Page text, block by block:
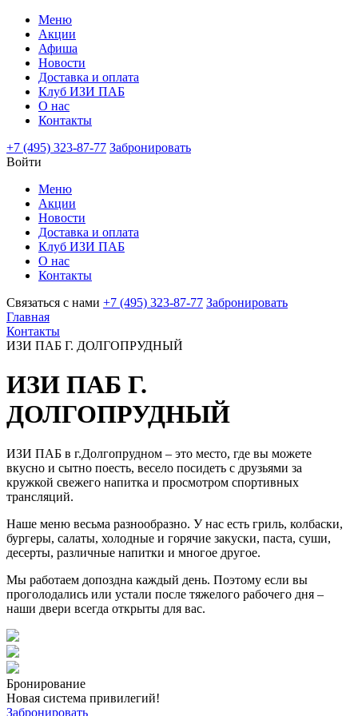
Меню
Акции
Афиша
Новости
Доставка и оплата
Клуб ИЗИ ПАБ
О нас
Контакты
+7 (495) 323-87-77 Забронировать
Войти
Меню
Акции
Новости
Доставка и оплата
Клуб ИЗИ ПАБ
О нас
Контакты
Связаться с нами +7 (495) 323-87-77 Забронировать
Главная
Контакты
ИЗИ ПАБ Г. ДОЛГОПРУДНЫЙ
ИЗИ ПАБ Г.
ДОЛГОПРУДНЫЙ
ИЗИ ПАБ в г.Долгопрудном – это место, где вы можете
вкусно и сытно поесть, весело посидеть с друзьями за
кружкой свежего напитка и просмотром спортивных
трансляций.
Наше меню весьма разнообразно. У нас есть гриль, колбаски,
бургеры, салаты, холодные и горячие закуски, паста, суши,
десерты, различные напитки и многое другое.
Мы работаем допоздна каждый день. Поэтому если вы
проголодались или устали после тяжелого рабочего дня –
наши двери всегда открыты для вас.
Бронирование
Новая система привилегий!
Забронировать